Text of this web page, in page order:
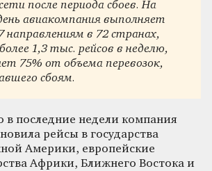
после периода сбоев. На
авиакомпания выполняет
направлениям в 72 странах,
1,3 тыс. рейсов в неделю,
75% от объема перевозок,
сбоям.
в последние недели компания
рейсы в государства
Америки, европейские
Африки, Ближнего Востока и